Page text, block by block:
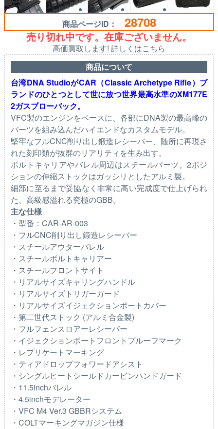
商品ページID： 28708
売り切れ中です。在庫ございません。
高価買取します! 詳しくはこちら
商品について
台湾DNA StudioがCAR（Classic Archetype Rifle）ブ
ランドのひとつとして世に放つ世界最高水準のXM177E
2ガスブローバック。
VFC製のエンジンをベースに、各部にDNA製の最高峰の
パーツを組み込んだハイエンドなカスタムモデル。
堅牢なフルCNC削り出し鍛造レシーバー、随所に再現さ
れた刻印類が抜群のリアリティを生み出す。
ボルトキャリアやバレル周辺はスチールパーツ。2ポジ
ションの伸縮ストックはガッシリとしたアルミ製。
細部に至るまで妥協なく非常に高い完成度で仕上げられ
た、高級感溢れる究極のGBB。
主な仕様
・型番：CAR-AR-003
・フルCNC削り出し鍛造レシーバー
・スチールアウターバレル
・スチールボルトキャリアー
・スチールフロントサイト
・リアルサイズキャリングハンドル
・リアルサイズトリガーガード
・リアルサイズイジェクションポートカバー
・第二世代ストック (アルミ合金製)
・フルフェンスロアーレシーバー
・イジェクションポートフロントプルーフマーク
・レプリケートマーキング
・ティアドロップフォワードアシスト
・シングルヒートシールドカービンハンドガード
・11.5inchバレル
・4.5inchモデレーター
・VFC M4 Ver.3 GBBRシステム
・COLTマーキングマガジン仕様